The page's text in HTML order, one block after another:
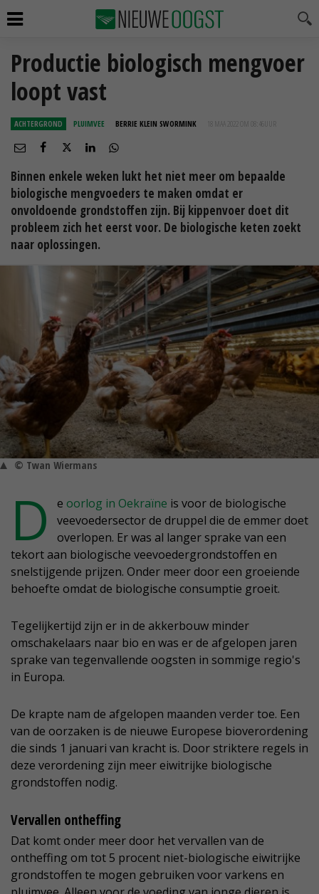
Productie biologisch mengvoer
loopt vast
ACHTERGROND PLUIMVEE BERRIE KLEIN SWORMINK 18 MAA 2022 OM 08:46
Binnen enkele weken lukt het niet meer om bepaalde
biologische mengvoeders te maken omdat er
onvoldoende grondstoffen zijn. Bij kippenvoer doet dit
probleem zich het eerst voor. De biologische keten zoekt
naar oplossingen.
© Twan Wiermans
D e oorlog in Oekraïne is voor de biologische
veevoedersector de druppel die de emmer doet
overlopen. Er was al langer sprake van een
tekort aan biologische veevoedergrondstoffen en
snelstijgende prijzen. Onder meer door een groeiende
behoefte omdat de biologische consumptie groeit.
Tegelijkertijd zijn er in de akkerbouw minder
omschakelaars naar bio en was er de afgelopen jaren
sprake van tegenvallende oogsten in sommige regio's
in Europa.
De krapte nam de afgelopen maanden verder toe. Een
van de oorzaken is de nieuwe Europese bioverordening
die sinds 1 januari van kracht is. Door striktere regels in
deze verordening zijn meer eiwitrijke biologische
grondstoffen nodig.
Vervallen ontheffing
Dat komt onder meer door het vervallen van de
ontheffing om tot 5 procent niet-biologische eiwitrijke
grondstoffen te mogen gebruiken voor varkens en